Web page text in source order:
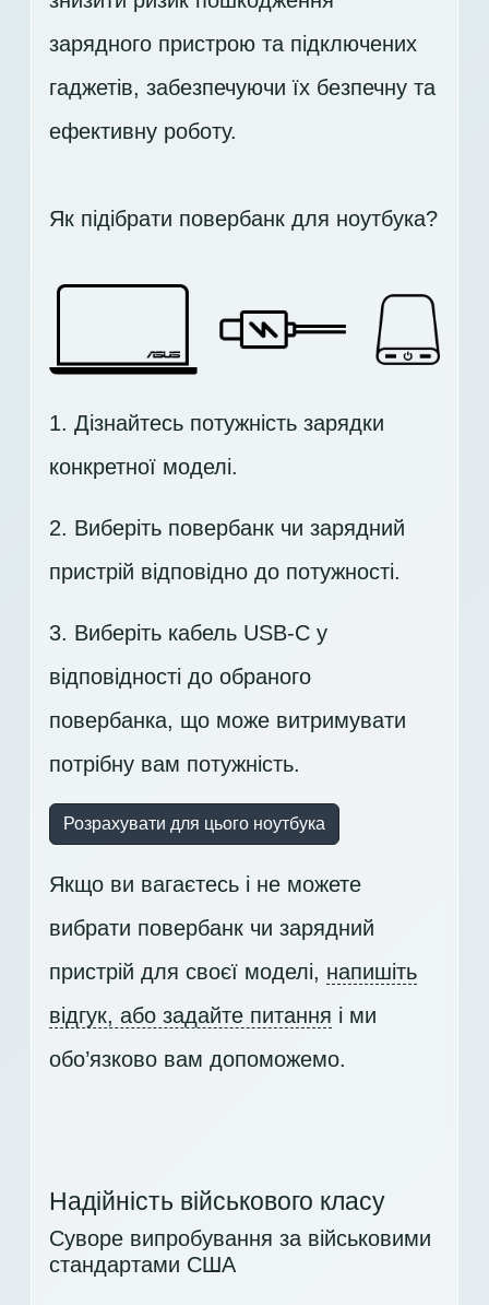
зарядного пристрою та підключених
гаджетів, забезпечуючи їх безпечну та
ефективну роботу.
Як підібрати повербанк для ноутбука?
1. Дізнайтесь потужність зарядки
конкретної моделі.
2. Виберіть повербанк чи зарядний
пристрій відповідно до потужності.
3. Виберіть кабель USB-C у
відповідності до обраного
повербанка, що може витримувати
потрібну вам потужність.
Розрахувати для цього ноутбука
Якщо ви вагаєтесь і не можете
вибрати повербанк чи зарядний
пристрій для своєї моделі, напишіть
відгук, або задайте питання і ми
обо’язково вам допоможемо.
Надійність військового класу
Суворе випробування за військовими
стандартами США